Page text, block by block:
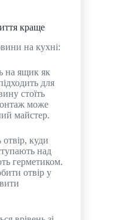
краще
на кухні:
на ящик як
для
стоїть
може
майстер.
отвір, куди
над
герметиком.
отвір у